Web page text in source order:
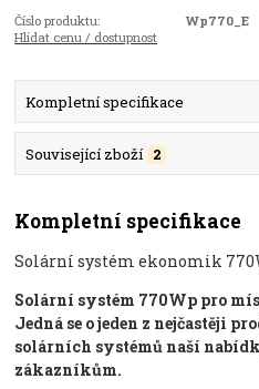
Číslo produktu:
Wp770_E
Hlídat cenu / dostupnost
Kompletní specifikace
Související zboží 2
Kompletní specifikace
Solární systém ekonomik
Solární systém 770Wp pro
Jedná se o jeden z nejčastěji
solárních systémů naší
zákazníkům.